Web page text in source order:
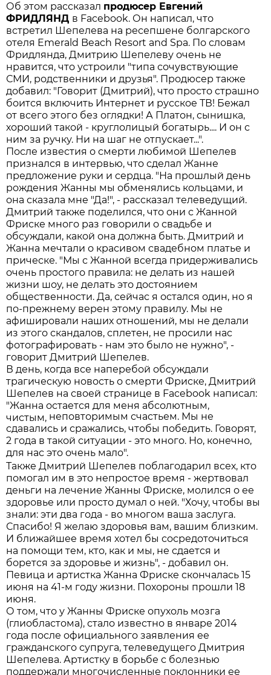
Об этом рассказал продюсер Евгений
ФРИДЛЯНД в Facebook. Он написал, что
встретил Шепелева на ресепшене болгарского
отеля Emerald Beach Resort and Spa. По словам
Фридлянда, Дмитрию Шепелеву очень не
нравится, что устроили "типа сочувствующие
СМИ, родственники и друзья". Продюсер также
добавил: "Говорит (Дмитрий), что просто страшно
боится включить Интернет и русское ТВ! Бежал
от всего этого без оглядки! А Платон, сынишка,
хороший такой - круглолицый богатырь.... И он с
ним за ручку. Ни на шаг не отпускает...".
После известия о смерти любимой Шепелев
признался в интервью, что сделал Жанне
предложение руки и сердца. "На прошлый день
рождения Жанны мы обменялись кольцами, и
она сказала мне "Да!", - рассказал телеведущий.
Дмитрий также поделился, что они с Жанной
Фриске много раз говорили о свадьбе и
обсуждали, какой она должна быть. Дмитрий и
Жанна мечтали о красивом свадебном платье и
прическе. "Мы с Жанной всегда придерживались
очень простого правила: не делать из нашей
жизни шоу, не делать это достоянием
общественности. Да, сейчас я остался один, но я
по-прежнему верен этому правилу. Мы не
афишировали наших отношений, мы не делали
из этого скандалов, сплетен, не просили нас
фотографировать - нам это было не нужно", -
говорит Дмитрий Шепелев.
В день, когда все наперебой обсуждали
трагическую новость о смерти Фриске, Дмитрий
Шепелев на своей странице в Facebook написал:
"Жанна остается для меня абсолютным,
чистым, неповторимым счастьем. Мы не
сдавались и сражались, чтобы победить. Говорят,
2 года в такой ситуации - это много. Но, конечно,
для нас это очень мало".
Также Дмитрий Шепелев поблагодарил всех, кто
помогал им в это непростое время - жертвовал
деньги на лечение Жанны Фриске, молился о ее
здоровье или просто думал о ней. "Хочу, чтобы вы
знали: эти два года - во многом ваша заслуга.
Спасибо! Я желаю здоровья вам, вашим близким.
И ближайшее время хотел бы сосредоточиться
на помощи тем, кто, как и мы, не сдается и
борется за здоровье и жизнь", - добавил он.
Певица и артистка Жанна Фриске скончалась 15
июня на 41-м году жизни. Похороны прошли 18
июня.
О том, что у Жанны Фриске опухоль мозга
(глиобластома), стало известно в январе 2014
года после официального заявления ее
гражданского супруга, телеведущего Дмитрия
Шепелева. Артистку в борьбе с болезнью
поддержали многочисленные поклонники ее